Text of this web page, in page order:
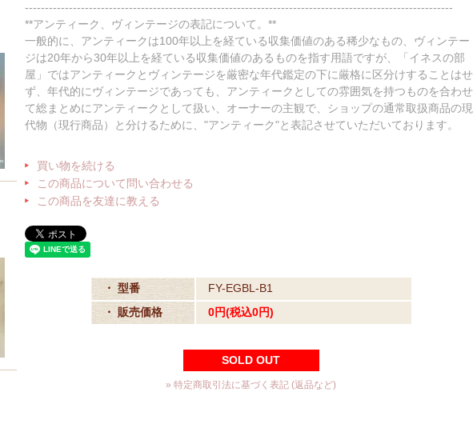
-----------------------------------------------------------------------------------------------------------
**アンティーク、ヴィンテージの表記について。**
一般的に、アンティークは100年以上を経ている収集価値のある稀少なもの、ヴィンテー
ジは20年から30年以上を経ている収集価値のあるものを指す用語ですが、「イネスの部
屋」ではアンティークとヴィンテージを厳密な年代鑑定の下に厳格に区分けすることはせ
ず、年代的にヴィンテージであっても、アンティークとしての雰囲気を持つものを合わせ
て総まとめにアンティークとして扱い、オーナーの主観で、ショップの通常取扱商品の現
代物（現行商品）と分けるために、"アンティーク"と表記させていただいております。
買い物を続ける
この商品について問い合わせる
この商品を友達に教える
・ 型番
FY-EGBL-B1
・ 販売価格
0円(税込0円)
SOLD OUT
» 特定商取引法に基づく表記 (返品など)